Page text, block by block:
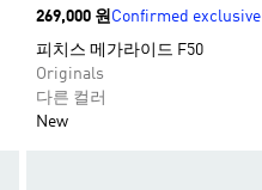
Price
269,000 원Confirmed exclusive
피치스 메가라이드 F50
Originals
다른 컬러
New